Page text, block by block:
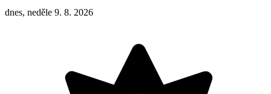
dnes, neděle 9. 8. 2026